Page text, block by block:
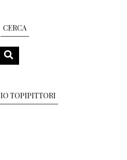
CERCA
CERCA
TOPIPITTORI